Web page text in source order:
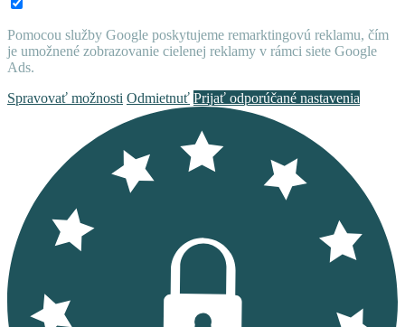
Pomocou služby Google poskytujeme remarktingovú reklamu, čím
je umožnené zobrazovanie cielenej reklamy v rámci siete Google
Ads.
Spravovať možnosti Odmietnuť Prijať odporúčané nastavenia